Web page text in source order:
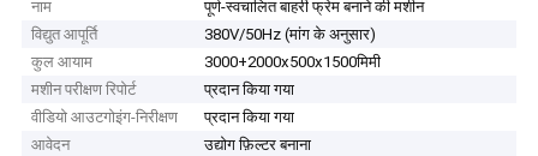
नाम
पूर्ण-स्वचालित बाहरी फ्रेम बनाने की मशीन
विद्युत आपूर्ति
380V/50Hz (मांग के अनुसार)
कुल आयाम
3000+2000x500x1500मिमी
मशीन परीक्षण रिपोर्ट
प्रदान किया गया
वीडियो आउटगोइंग-निरीक्षण
प्रदान किया गया
आवेदन
उद्योग फ़िल्टर बनाना